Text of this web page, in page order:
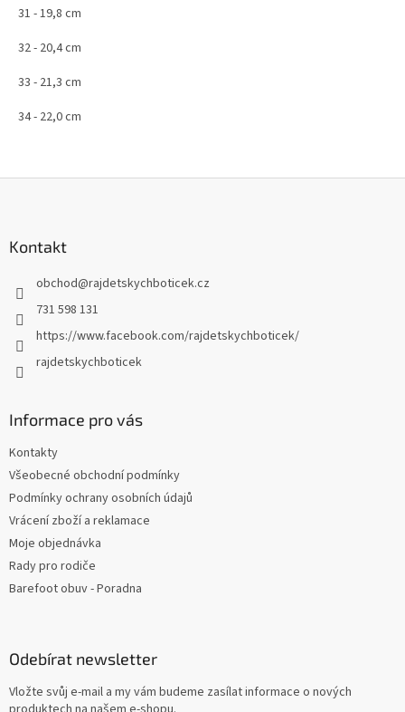
31 - 19,8 cm
32 - 20,4 cm
33 - 21,3 cm
34 - 22,0 cm
Kontakt
obchod@rajdetskychboticek.cz
731 598 131
https://www.facebook.com/rajdetskychboticek/
rajdetskychboticek
Informace pro vás
Kontakty
Všeobecné obchodní podmínky
Podmínky ochrany osobních údajů
Vrácení zboží a reklamace
Moje objednávka
Rady pro rodiče
Barefoot obuv - Poradna
Odebírat newsletter
Vložte svůj e-mail a my vám budeme zasílat informace o nových